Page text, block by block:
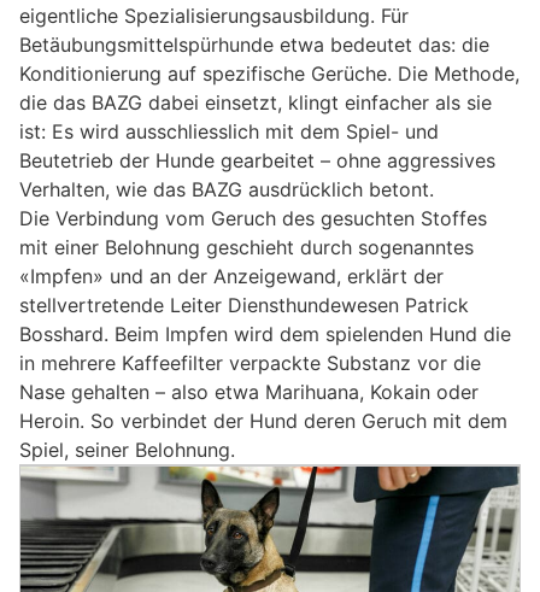
eigentliche Spezialisierungsausbildung. Für
Betäubungsmittelspürhunde etwa bedeutet das: die
Konditionierung auf spezifische Gerüche. Die Methode,
die das BAZG dabei einsetzt, klingt einfacher als sie
ist: Es wird ausschliesslich mit dem Spiel- und
Beutetrieb der Hunde gearbeitet – ohne aggressives
Verhalten, wie das BAZG ausdrücklich betont.
Die Verbindung vom Geruch des gesuchten Stoffes
mit einer Belohnung geschieht durch sogenanntes
«Impfen» und an der Anzeigewand, erklärt der
stellvertretende Leiter Diensthundewesen Patrick
Bosshard. Beim Impfen wird dem spielenden Hund die
in mehrere Kaffeefilter verpackte Substanz vor die
Nase gehalten – also etwa Marihuana, Kokain oder
Heroin. So verbindet der Hund deren Geruch mit dem
Spiel, seiner Belohnung.